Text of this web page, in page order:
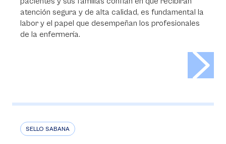
atención segura y de alta calidad, es fundamental la
labor y el papel que desempeñan los profesionales
de la enfermería.
SELLO SABANA